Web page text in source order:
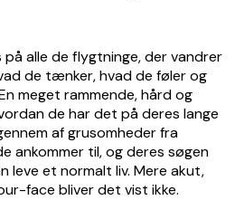
på alle de flygtninge, der vandrer
de tænker, hvad de føler og
meget rammende, hård og
de har det på deres lange
af grusomheder fra
ankommer til, og deres søgen
leve et normalt liv. Mere akut,
face bliver det vist ikke.